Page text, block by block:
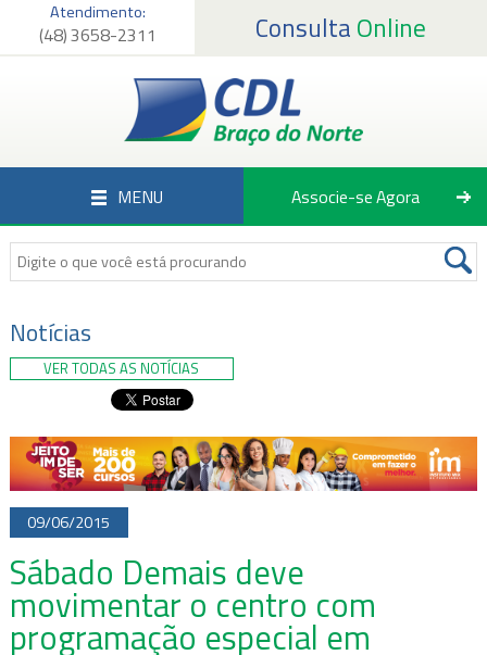
Página Inicial
Empregos
Notícias
Fale Conosco
Associe-se Agora
Atendimento:
(48) 3658-2311 Consulta Online
MENU Associe-se Agora
Notícias
VER TODAS AS NOTÍCIAS
09/06/2015
Sábado Demais deve
movimentar o centro com
programação especial em